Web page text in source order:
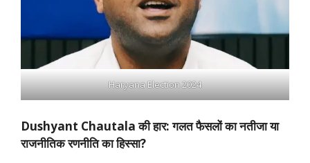
Haryana Election 2024
Dushyant Chautala की हार: गलत फैसलों का नतीजा या
राजनीतिक रणनीति का हिस्सा?